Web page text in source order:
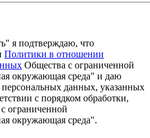
я подтверждаю, что
Политики в отношении
Общества с ограниченной
окружающая среда" и даю
персональных данных, указанных
с порядком обработки,
ограниченной
окружающая среда".